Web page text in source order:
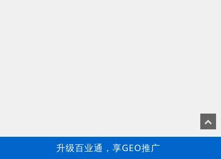
升级百业通，享GEO推广